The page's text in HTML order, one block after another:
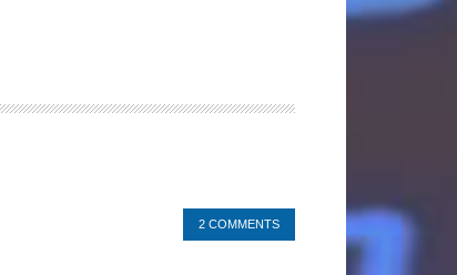
2 COMMENTS